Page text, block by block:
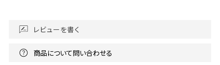
レビューを書く
商品について問い合わせる